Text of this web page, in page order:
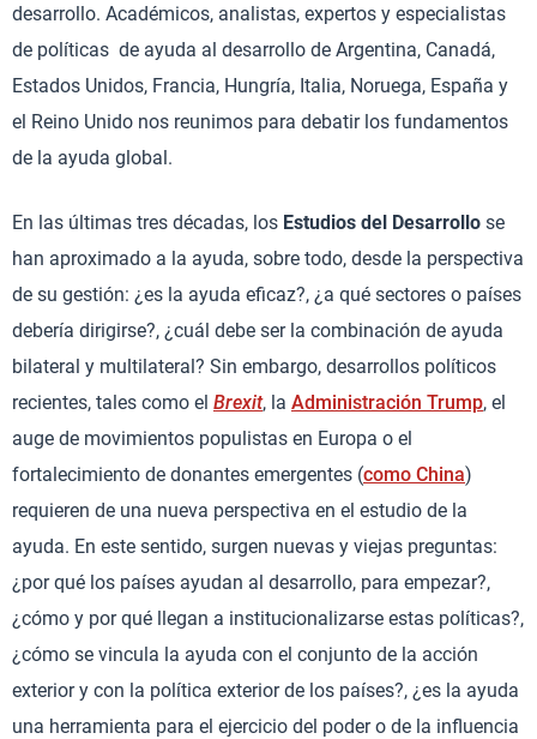
desarrollo. Académicos, analistas, expertos y especialistas
de políticas de ayuda al desarrollo de Argentina, Canadá,
Estados Unidos, Francia, Hungría, Italia, Noruega, España y
el Reino Unido nos reunimos para debatir los fundamentos
de la ayuda global.
En las últimas tres décadas, los Estudios del Desarrollo se
han aproximado a la ayuda, sobre todo, desde la perspectiva
de su gestión: ¿es la ayuda eficaz?, ¿a qué sectores o países
debería dirigirse?, ¿cuál debe ser la combinación de ayuda
bilateral y multilateral? Sin embargo, desarrollos políticos
recientes, tales como el Brexit, la Administración Trump, el
auge de movimientos populistas en Europa o el
fortalecimiento de donantes emergentes (como China)
requieren de una nueva perspectiva en el estudio de la
ayuda. En este sentido, surgen nuevas y viejas preguntas:
¿por qué los países ayudan al desarrollo, para empezar?,
¿cómo y por qué llegan a institucionalizarse estas políticas?,
¿cómo se vincula la ayuda con el conjunto de la acción
exterior y con la política exterior de los países?, ¿es la ayuda
una herramienta para el ejercicio del poder o de la influencia